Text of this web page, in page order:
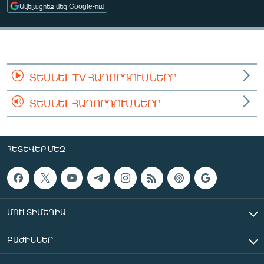
ՄԻՋԱԶԳԱՅԻՆ
ՄՇԱԿՈՒՅԹ
ՄԵԿՆԱԲԱՆՈՒԹՅՈՒՆ
ՏՏ ԵՒ ԻՆՏԵՐՆԵՏ
ԿՈՐՈՆԱՎԻՐՈՒՍ
ԱՐԽԻՎ
ԲԱՆԱՎԵՃ
ՁԳՏԵԼՈՎ ԼԱՎԱԳՈՒՅՆԻՆ
Հայերեն
Ավելացրեք մեզ Google-ում
ՏԵՍՆԵԼ TV ՀԱՂՈՐԴՈՒՄՆԵՐԸ
ՏԵՍՆԵԼ ՀԱՂՈՐԴՈՒՄՆԵՐԸ
ՀԵՏԵՎԵՔ ՄԵԶ
ՄՈՒԼՏԻՄԵԴԻԱ
ԲԱԺԻՆՆԵՐ